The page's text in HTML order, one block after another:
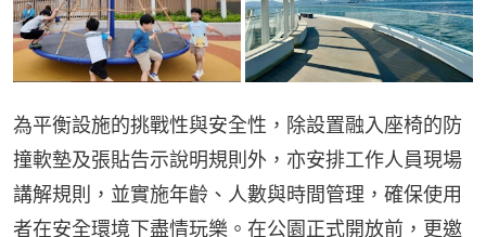
為平衡設施的挑戰性與安全性，除設置融入座椅的防
撞軟墊及張貼告示說明規則外，亦安排工作人員現場
講解規則，並實施年齡、人數與時間管理，確保使用
者在安全環境下盡情玩樂。在公園正式開放前，更邀